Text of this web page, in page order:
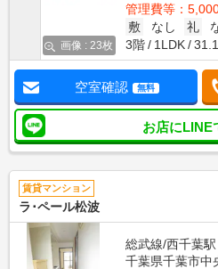
画像 : 23枚
管理費等：
敷
なし 礼
3階
1LDK
空室確認 無料
お店にLINE
賃貸マンション
ラ･ペール松波
総武線/西千葉
千葉県千葉市中